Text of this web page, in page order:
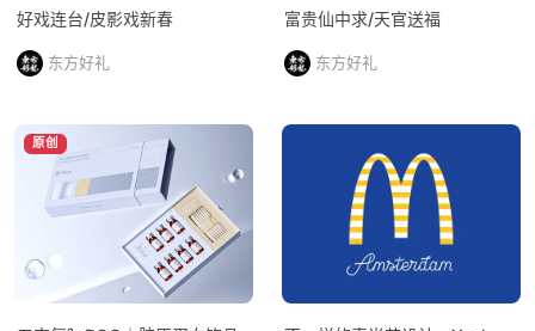
好戏连台/皮影戏新春
东方好礼
富贵仙中求/天官送福
东方好礼
原创